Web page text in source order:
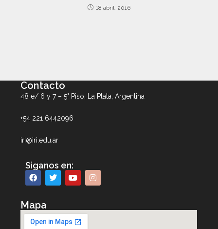
18 abril, 2016
Contacto
48 e/ 6 y 7 – 5° Piso, La Plata, Argentina
+54 221 6442096
iri@iri.edu.ar
Siganos en:
Mapa